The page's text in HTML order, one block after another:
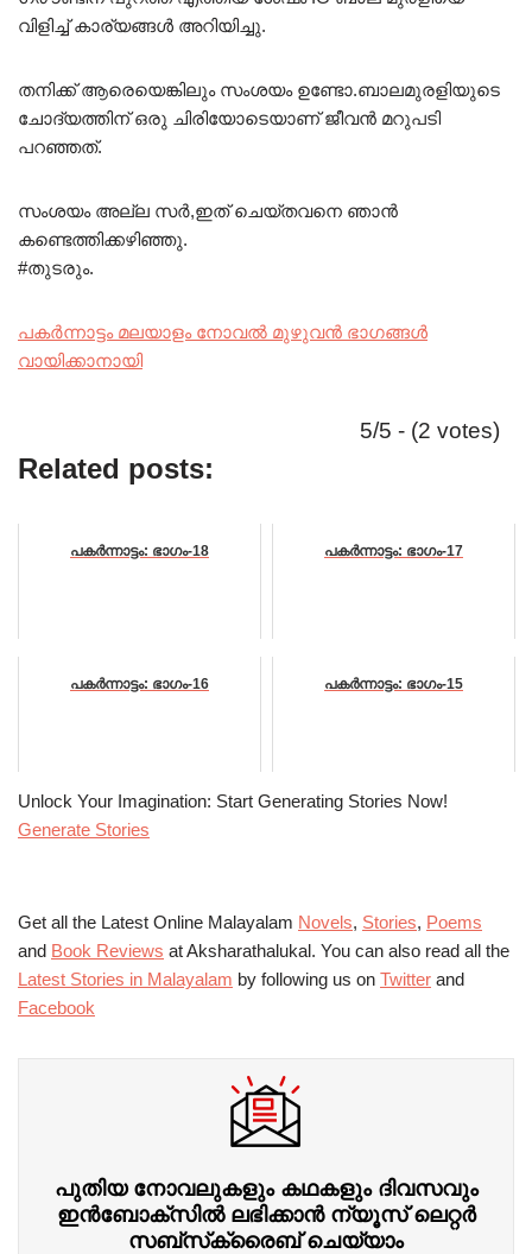
വിളിച്ച് കാര്യങ്ങൾ അറിയിച്ചു.
തനിക്ക് ആരെയെങ്കിലും സംശയം ഉണ്ടോ.ബാലമുരളിയുടെ
ചോദ്യത്തിന് ഒരു ചിരിയോടെയാണ് ജീവൻ മറുപടി
പറഞ്ഞത്.
സംശയം അല്ല സർ,ഇത് ചെയ്തവനെ ഞാൻ
കണ്ടെത്തിക്കഴിഞ്ഞു.
#തുടരും.
പകർന്നാട്ടം മലയാളം നോവൽ മുഴുവൻ ഭാഗങ്ങൾ
വായിക്കാനായി
5/5 - (2 votes)
Related posts:
പകർന്നാട്ടം: ഭാഗം-18 പകർന്നാട്ടം: ഭാഗം-17
പകർന്നാട്ടം: ഭാഗം-16 പകർന്നാട്ടം: ഭാഗം-15
Unlock Your Imagination: Start Generating Stories Now!
Generate Stories
Get all the Latest Online Malayalam Novels, Stories, Poems
and Book Reviews at Aksharathalukal. You can also read all the
Latest Stories in Malayalam by following us on Twitter and
Facebook
പുതിയ നോവലുകളും കഥകളും ദിവസവും
ഇന്‍ബോക്‌സില്‍ ലഭിക്കാന്‍ ന്യൂസ് ലെറ്റർ
സബ്‌സ്‌ക്രൈബ് ചെയ്യാം